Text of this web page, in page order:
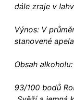
dále zraje v
Výnos: V
stanovené
Obsah alkoholu:
93/100 bodů